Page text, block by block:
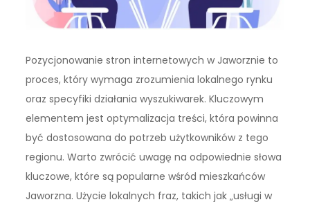
Pozycjonowanie stron internetowych w Jaworznie to
proces, który wymaga zrozumienia lokalnego rynku
oraz specyfiki działania wyszukiwarek. Kluczowym
elementem jest optymalizacja treści, która powinna
być dostosowana do potrzeb użytkowników z tego
regionu. Warto zwrócić uwagę na odpowiednie słowa
kluczowe, które są popularne wśród mieszkańców
Jaworzna. Użycie lokalnych fraz, takich jak „usługi w